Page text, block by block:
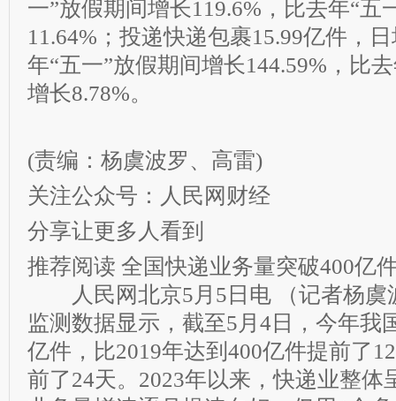
一”放假期间增长119.6%，比去年“五
11.64%；投递快递包裹15.99亿件，
年“五一”放假期间增长144.59%，比
增长8.78%。
(责编：杨虞波罗、高雷)
关注公众号：人民网财经
分享让更多人看到
推荐阅读 全国快递业务量突破400亿
人民网北京5月5日电 （记者杨虞
监测数据显示，截至5月4日，今年我
亿件，比2019年达到400亿件提前了
前了24天。2023年以来，快递业整体